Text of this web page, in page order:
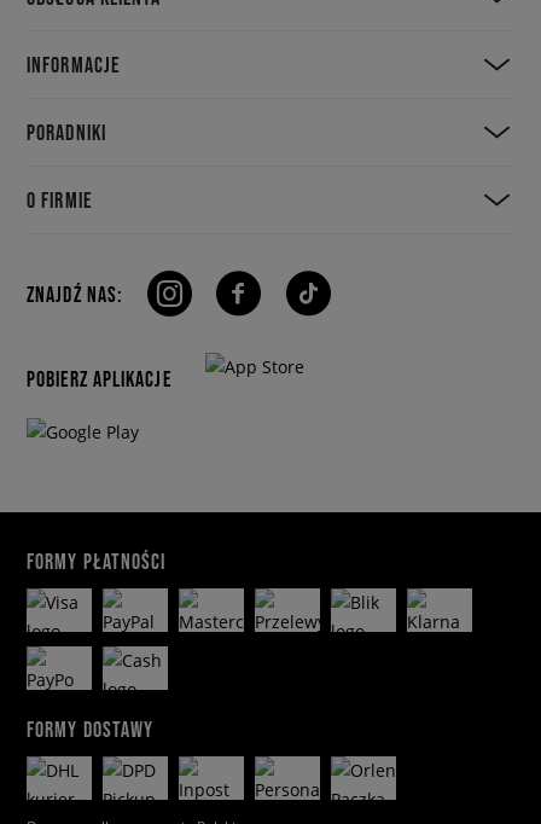
INFORMACJE
PORADNIKI
O FIRMIE
ZNAJDŹ NAS:
POBIERZ APLIKACJE
FORMY PŁATNOŚCI
FORMY DOSTAWY